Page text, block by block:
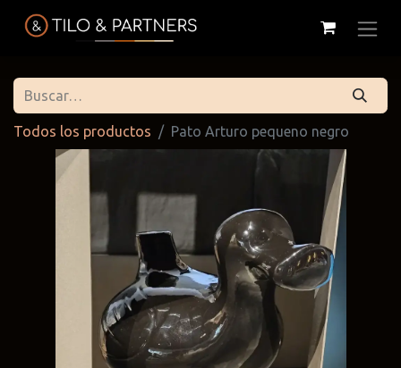
Todos los productos Pato Arturo pequeno negro
Tilo & Partners
@tiloandpartners
Cattelan
Italia
@cattelan.uy